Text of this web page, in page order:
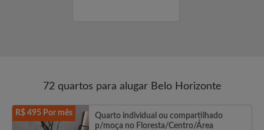
72 quartos para alugar Belo Horizonte
R$ 495 Por mês
Quarto individual ou compartilhado
p/moça no Floresta/Centro/Área